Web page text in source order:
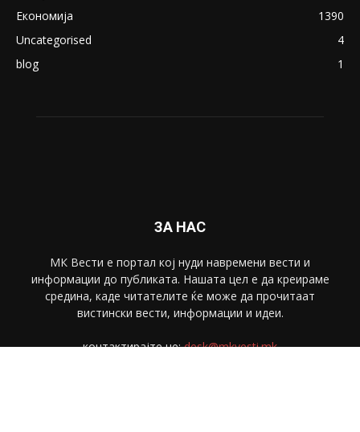
Економија
1390
Uncategorised
4
blog
1
ЗА НАС
МК Вести е портал коj нуди навремени вести и
информации до публиката. Нашата цел е да креираме
средина, каде читателите ќе може да прочитаат
вистински вести, информации и идеи.
контактирајте не:desk@mkvesti.mk